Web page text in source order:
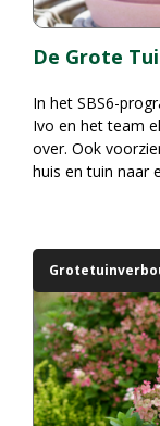
De Grote
In het SBS6-
Ivo en het team
over. Ook
huis en tuin naar